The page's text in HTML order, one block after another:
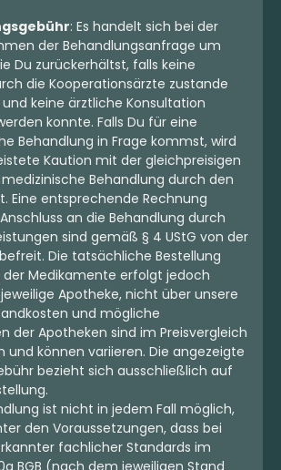
: Es handelt sich bei der
der Behandlungsanfrage um
Du zurückerhältst, falls keine
die Kooperationsärzte zustande
keine ärztliche Konsultation
konnte. Falls Du für eine
Behandlung in Frage kommst, wird
Kaution mit der gleichpreisigen
Behandlung durch den
Eine entsprechende Rechnung
an die Behandlung durch
sind gemäß § 4 UStG von der
Die tatsächliche Bestellung
der Medikamente erfolgt jedoch
Apotheke, nicht über unsere
und mögliche
der Apotheken sind im Preisvergleich
können variieren. Die angezeigte
bezieht sich ausschließlich auf
ist nicht in jedem Fall möglich,
den Voraussetzungen, dass bei
fachlicher Standards im